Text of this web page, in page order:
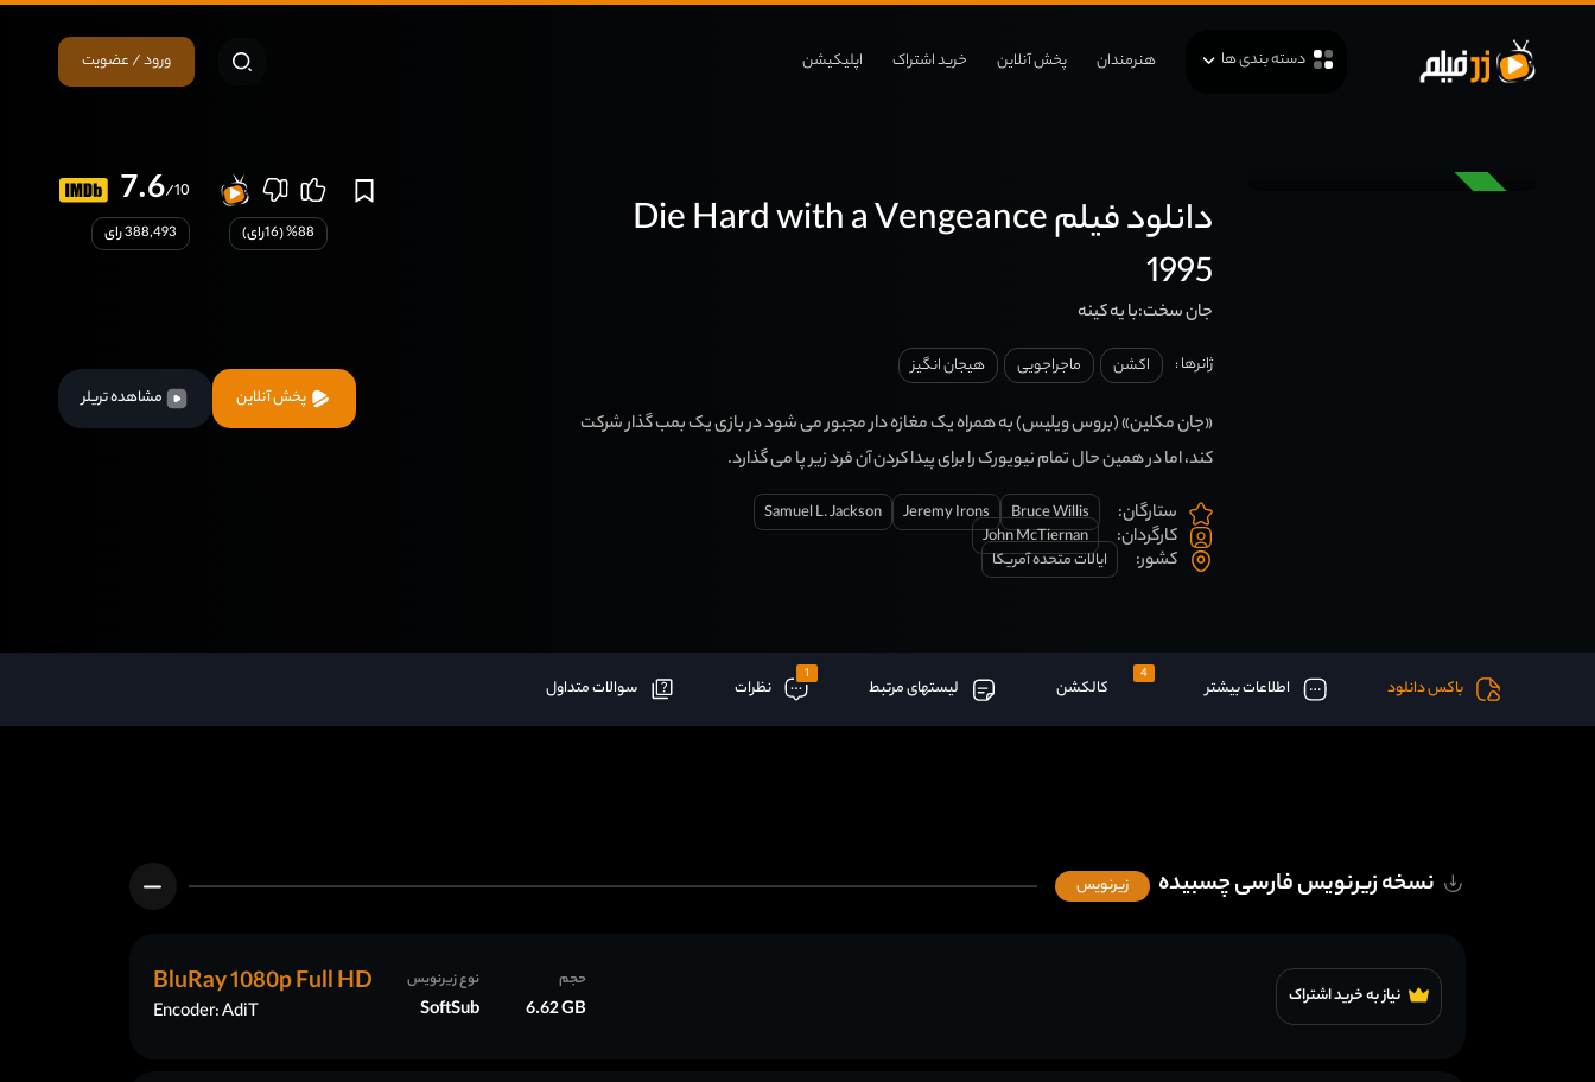
دسته بندی ها هنرمندان پخش آنلاین خرید اشتراک اپلیکیشن ورود / عضویت
دانلود فیلم Die Hard with a Vengeance
1995
جان سخت:با یه کینه
ژانرها : اکشن ماجراجویی هیجان انگیز
«جان مکلین» (بروس ویلیس) به همراه یک مغازه دار مجبور می شود در بازی یک بمب گذار شرکت
کند، اما در همین حال تمام نیویورک را برای پیدا کردن آن فرد زیر پا می گذارد.
ستارگان:
Bruce Willis
Jeremy Irons
Samuel L. Jackson
کارگردان: John McTiernan
کشور: ایالات متحده آمریکا
7.6/10
388,493 رای 88
% (
16رای)
پخش آنلاین مشاهده تریلر
باکس دانلود اطلاعات بیشتر
4
کالکشن لیستهای مرتبط
1
نظرات سوالات متداول
نسخه زیرنویس فارسی چسبیده زیرنویس
نیاز به خرید اشتراک
حجم
6.62 GB
نوع زیرنویس
SoftSub
BluRay 1080p Full HD
Encoder: AdiT